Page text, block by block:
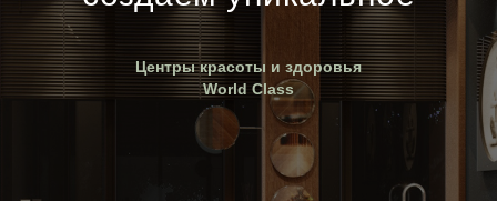
Центры красоты и здоровья
World Class